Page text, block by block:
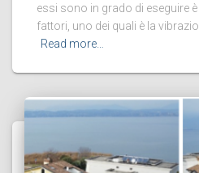
essi sono in grado di eseguire
fattori, uno dei quali è la
Read more…